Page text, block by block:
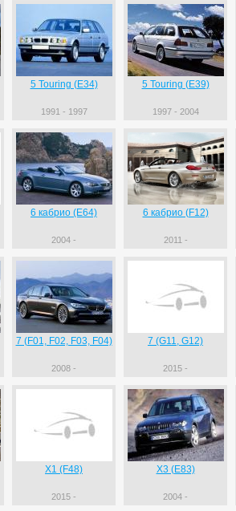
5 Touring (E34)
1991 - 1997
5 Touring (E39)
1997 - 2004
6 кабрио (E64)
2004 -
6 кабрио (F12)
2011 -
7 (F01, F02, F03, F04)
2008 -
7 (G11, G12)
2015 -
X1 (F48)
2015 -
X3 (E83)
2004 -